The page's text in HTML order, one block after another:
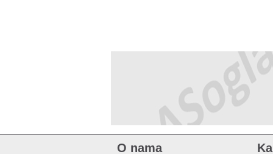
O nama